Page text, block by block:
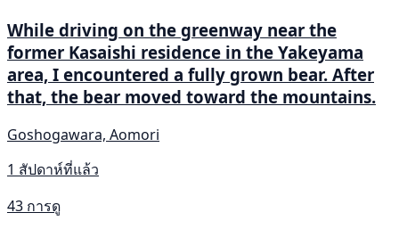
While driving on the greenway near the
former Kasaishi residence in the Yakeyama
area, I encountered a fully grown bear. After
that, the bear moved toward the mountains.
Goshogawara, Aomori
1 สัปดาห์ที่แล้ว
43 การดู